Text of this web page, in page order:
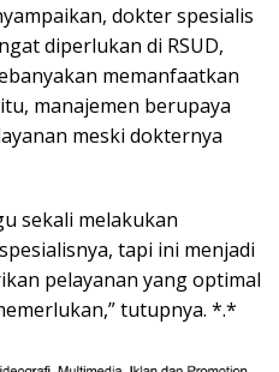
dokter spesialis
diperlukan di RSUD,
memanfaatkan
manajemen berupaya
meski dokternya
sekali melakukan
tapi ini menjadi
pelayanan yang optimal
tutupnya. *.*